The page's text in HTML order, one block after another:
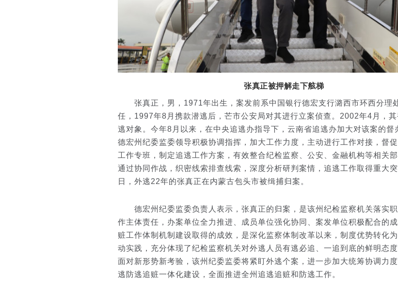
张真正被押解走下舷梯
张真正，男，1971年出生，案发前系中国银行德宏支行潞西市环西分理
任，1997年8月携款潜逃后，芒市公安局对其进行立案侦查。2002年4月，其
逃对象。今年8月以来，在中央追逃办指导下，云南省追逃办加大对该案的督
德宏州纪委监委领导积极协调指挥，加大工作力度，主动进行工作对接，督
工作专班，制定追逃工作方案，有效整合纪检监察、公安、金融机构等相关部
通过协同作战，织密线索排查线索，深度分析研判案情，追逃工作取得重大
日，外逃22年的张真正在内蒙古包头市被缉捕归案。
德宏州纪委监委负责人表示，张真正的归案，是该州纪检监察机关落实职
作主体责任，办案单位全力推进、成员单位强化协同、案发单位积极配合的
赃工作体制机制建设取得的成效，是深化监察体制改革以来，制度优势转化
动实践，充分体现了纪检监察机关对外逃人员有逃必追、一追到底的鲜明态度
面对新形势新考验，该州纪委监委将紧盯外逃个案，进一步加大统筹协调力
逃防逃追赃一体化建设，全面推进全州追逃追赃和防逃工作。